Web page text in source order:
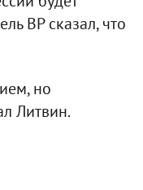
ВР сказал, что
но
Литвин.